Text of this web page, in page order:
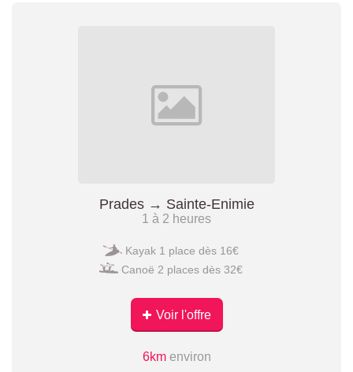
Prades → Sainte-Enimie
1 à 2 heures
Kayak 1 place dès 16€
Canoë 2 places dès 32€
Voir l'offre
6kmenviron